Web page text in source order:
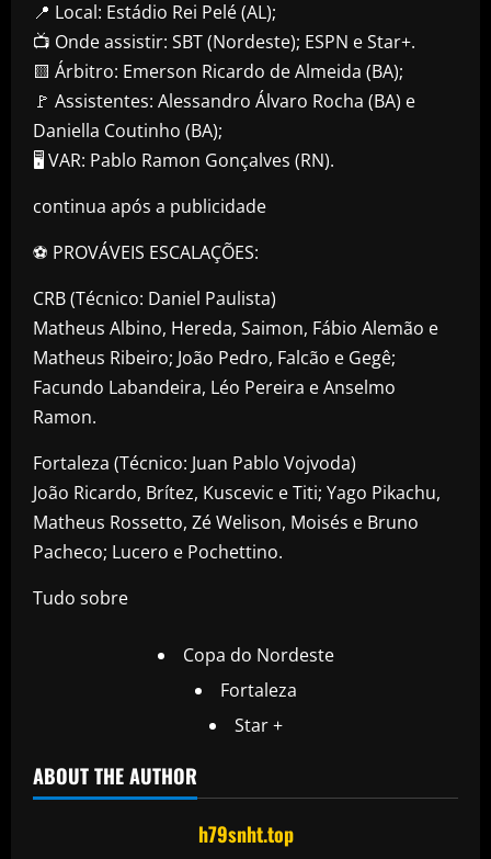
📍 Local: Estádio Rei Pelé (AL);
📺 Onde assistir: SBT (Nordeste); ESPN e Star+.
🟨 Árbitro: Emerson Ricardo de Almeida (BA);
🚩 Assistentes: Alessandro Álvaro Rocha (BA) e
Daniella Coutinho (BA);
🖥️ VAR: Pablo Ramon Gonçalves (RN).
continua após a publicidade
⚽ PROVÁVEIS ESCALAÇÕES:
CRB (Técnico: Daniel Paulista)
Matheus Albino, Hereda, Saimon, Fábio Alemão e
Matheus Ribeiro; João Pedro, Falcão e Gegê;
Facundo Labandeira, Léo Pereira e Anselmo
Ramon.
Fortaleza (Técnico: Juan Pablo Vojvoda)
João Ricardo, Brítez, Kuscevic e Titi; Yago Pikachu,
Matheus Rossetto, Zé Welison, Moisés e Bruno
Pacheco; Lucero e Pochettino.
Tudo sobre
Copa do Nordeste
Fortaleza
Star +
ABOUT THE AUTHOR
h79snht.top